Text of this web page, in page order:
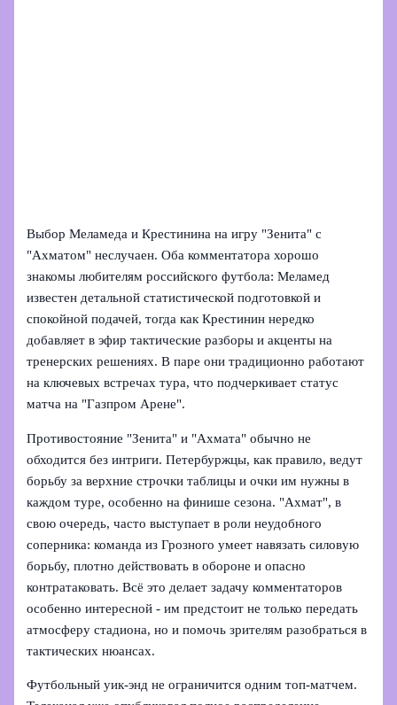
Выбор Меламеда и Крестинина на игру "Зенита" с
"Ахматом" неслучаен. Оба комментатора хорошо
знакомы любителям российского футбола: Меламед
известен детальной статистической подготовкой и
спокойной подачей, тогда как Крестинин нередко
добавляет в эфир тактические разборы и акценты на
тренерских решениях. В паре они традиционно работают
на ключевых встречах тура, что подчеркивает статус
матча на "Газпром Арене".
Противостояние "Зенита" и "Ахмата" обычно не
обходится без интриги. Петербуржцы, как правило, ведут
борьбу за верхние строчки таблицы и очки им нужны в
каждом туре, особенно на финише сезона. "Ахмат", в
свою очередь, часто выступает в роли неудобного
соперника: команда из Грозного умеет навязать силовую
борьбу, плотно действовать в обороне и опасно
контратаковать. Всё это делает задачу комментаторов
особенно интересной - им предстоит не только передать
атмосферу стадиона, но и помочь зрителям разобраться в
тактических нюансах.
Футбольный уик‑энд не ограничится одним топ‑матчем.